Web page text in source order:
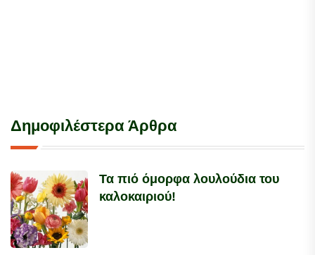
Δημοφιλέστερα Άρθρα
Τα πιό όμορφα λουλούδια του
καλοκαιριού!